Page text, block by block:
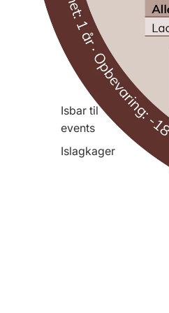
Isbar til
events
Islagkager